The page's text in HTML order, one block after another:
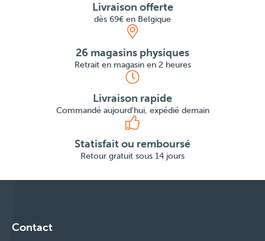
Livraison offerte
dès 69€ en Belgique
26 magasins physiques
Retrait en magasin en 2 heures
Livraison rapide
Commandé aujourd'hui, expédié demain
Statisfait ou remboursé
Retour gratuit sous 14 jours
Contact